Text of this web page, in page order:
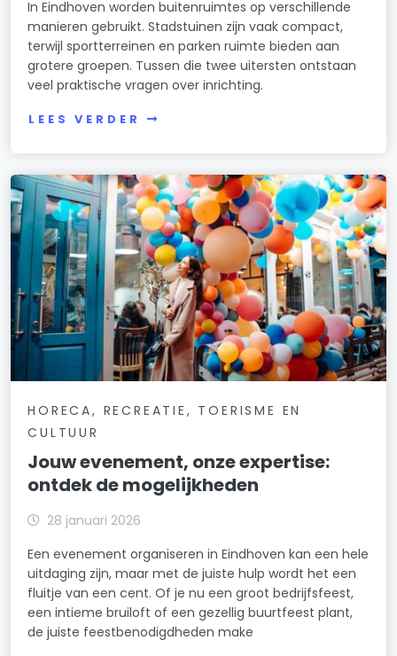
In Eindhoven worden buitenruimtes op verschillende
manieren gebruikt. Stadstuinen zijn vaak compact,
terwijl sportterreinen en parken ruimte bieden aan
grotere groepen. Tussen die twee uitersten ontstaan
veel praktische vragen over inrichting.
LEES VERDER
HORECA, RECREATIE, TOERISME EN
CULTUUR
Jouw evenement, onze expertise:
ontdek de mogelijkheden
28 januari 2026
Een evenement organiseren in Eindhoven kan een hele
uitdaging zijn, maar met de juiste hulp wordt het een
fluitje van een cent. Of je nu een groot bedrijfsfeest,
een intieme bruiloft of een gezellig buurtfeest plant,
de juiste feestbenodigdheden make